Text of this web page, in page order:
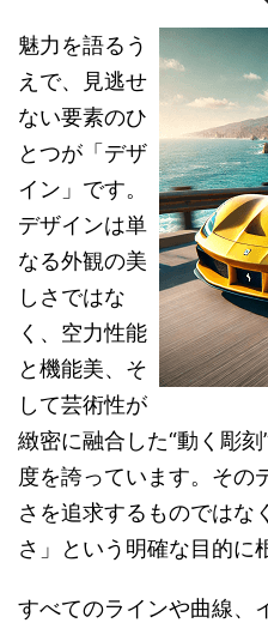
魅力を語るう
えで、見逃せ
ない要素のひ
とつが「デザ
イン」です。
デザインは単
なる外観の美
しさではな
く、空力性能
と機能美、そ
して芸術性が
緻密に融合した“動く彫
度を誇っています。その
さを追求するものではな
さ」という明確な目的に
すべてのラインや曲線、